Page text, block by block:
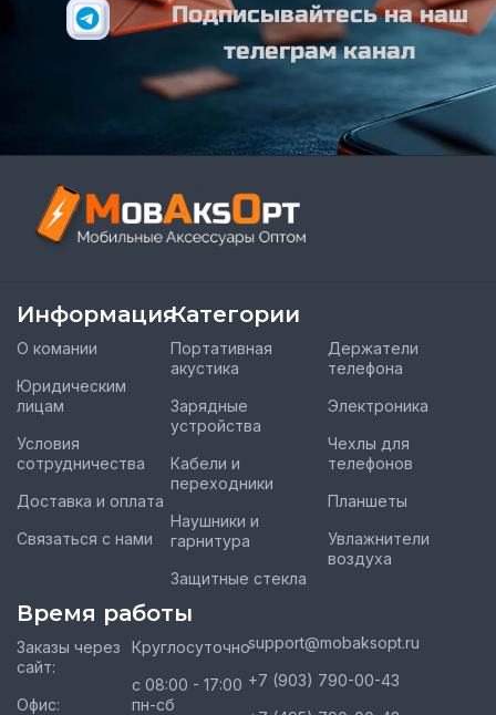
Подписывайтесь на наш
телеграм канал
Информация
О комании
Юридическим
лицам
Условия
сотрудничества
Доставка и оплата
Связаться с нами
Категории
Портативная
акустика
Зарядные
устройства
Кабели и
переходники
Наушники и
гарнитура
Защитные стекла
Держатели
телефона
Электроника
Чехлы для
телефонов
Планшеты
Увлажнители
воздуха
Время работы
Заказы через
сайт:
Офис:
Круглосуточно
с 08:00 - 17:00
пн-сб
support@mobaksopt.ru
+7 (903) 790-00-43